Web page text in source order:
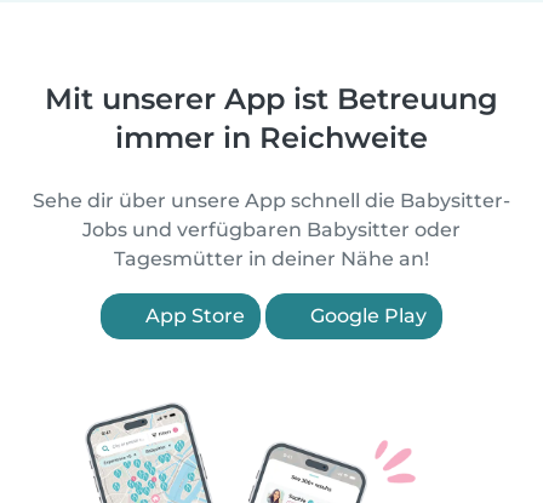
Mit unserer App ist Betreuung
immer in Reichweite
Sehe dir über unsere App schnell die Babysitter-
Jobs und verfügbaren Babysitter oder
Tagesmütter in deiner Nähe an!
App Store Google Play